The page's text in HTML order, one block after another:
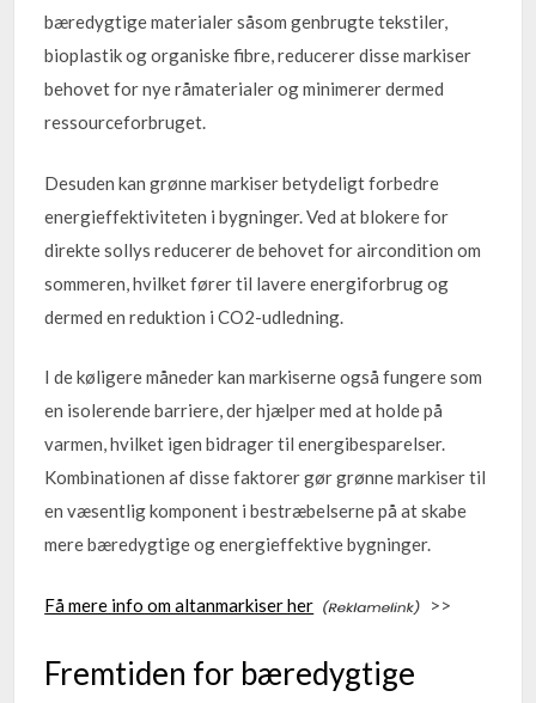
bæredygtige materialer såsom genbrugte tekstiler,
bioplastik og organiske fibre, reducerer disse markiser
behovet for nye råmaterialer og minimerer dermed
ressourceforbruget.
Desuden kan grønne markiser betydeligt forbedre
energieffektiviteten i bygninger. Ved at blokere for
direkte sollys reducerer de behovet for aircondition om
sommeren, hvilket fører til lavere energiforbrug og
dermed en reduktion i CO2-udledning.
I de køligere måneder kan markiserne også fungere som
en isolerende barriere, der hjælper med at holde på
varmen, hvilket igen bidrager til energibesparelser.
Kombinationen af disse faktorer gør grønne markiser til
en væsentlig komponent i bestræbelserne på at skabe
mere bæredygtige og energieffektive bygninger.
Få mere info om altanmarkiser her >>
Fremtiden for bæredygtige